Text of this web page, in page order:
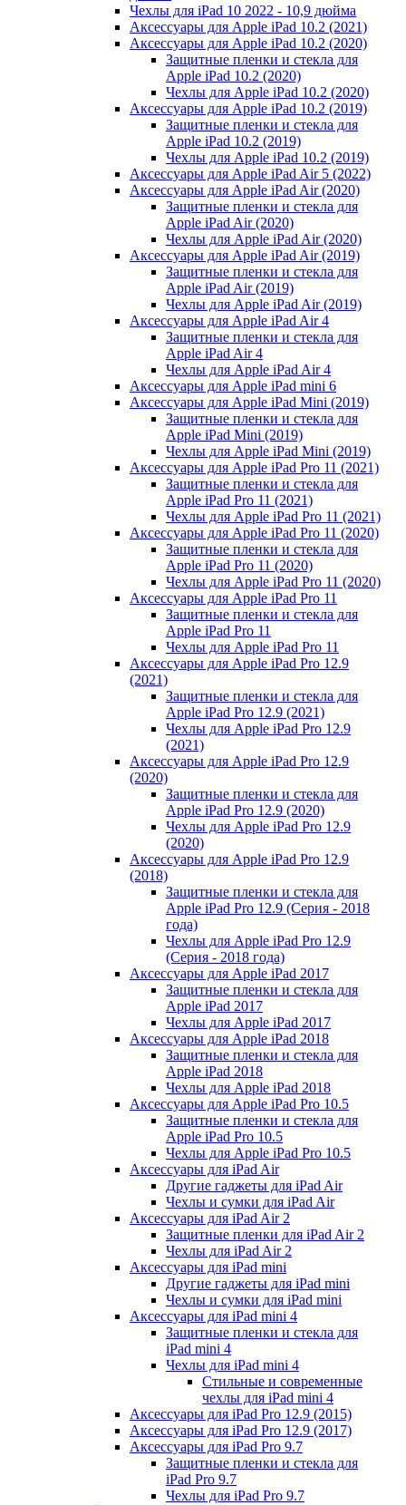
Чехлы для iPad 10 2022 - 10,9 дюйма
Аксессуары для Apple iPad 10.2 (2021)
Аксессуары для Apple iPad 10.2 (2020)
Защитные пленки и стекла для
Apple iPad 10.2 (2020)
Чехлы для Apple iPad 10.2 (2020)
Аксессуары для Apple iPad 10.2 (2019)
Защитные пленки и стекла для
Apple iPad 10.2 (2019)
Чехлы для Apple iPad 10.2 (2019)
Аксессуары для Apple iPad Air 5 (2022)
Аксессуары для Apple iPad Air (2020)
Защитные пленки и стекла для
Apple iPad Air (2020)
Чехлы для Apple iPad Air (2020)
Аксессуары для Apple iPad Air (2019)
Защитные пленки и стекла для
Apple iPad Air (2019)
Чехлы для Apple iPad Air (2019)
Аксессуары для Apple iPad Air 4
Защитные пленки и стекла для
Apple iPad Air 4
Чехлы для Apple iPad Air 4
Аксессуары для Apple iPad mini 6
Аксессуары для Apple iPad Mini (2019)
Защитные пленки и стекла для
Apple iPad Mini (2019)
Чехлы для Apple iPad Mini (2019)
Аксессуары для Apple iPad Pro 11 (2021)
Защитные пленки и стекла для
Apple iPad Pro 11 (2021)
Чехлы для Apple iPad Pro 11 (2021)
Аксессуары для Apple iPad Pro 11 (2020)
Защитные пленки и стекла для
Apple iPad Pro 11 (2020)
Чехлы для Apple iPad Pro 11 (2020)
Аксессуары для Apple iPad Pro 11
Защитные пленки и стекла для
Apple iPad Pro 11
Чехлы для Apple iPad Pro 11
Аксессуары для Apple iPad Pro 12.9
(2021)
Защитные пленки и стекла для
Apple iPad Pro 12.9 (2021)
Чехлы для Apple iPad Pro 12.9
(2021)
Аксессуары для Apple iPad Pro 12.9
(2020)
Защитные пленки и стекла для
Apple iPad Pro 12.9 (2020)
Чехлы для Apple iPad Pro 12.9
(2020)
Аксессуары для Apple iPad Pro 12.9
(2018)
Защитные пленки и стекла для
Apple iPad Pro 12.9 (Серия - 2018
года)
Чехлы для Apple iPad Pro 12.9
(Серия - 2018 года)
Аксессуары для Apple iPad 2017
Защитные пленки и стекла для
Apple iPad 2017
Чехлы для Apple iPad 2017
Аксессуары для Apple iPad 2018
Защитные пленки и стекла для
Apple iPad 2018
Чехлы для Apple iPad 2018
Аксессуары для Apple iPad Pro 10.5
Защитные пленки и стекла для
Apple iPad Pro 10.5
Чехлы для Apple iPad Pro 10.5
Аксессуары для iPad Air
Другие гаджеты для iPad Air
Чехлы и сумки для iPad Air
Аксессуары для iPad Air 2
Защитные пленки для iPad Air 2
Чехлы для iPad Air 2
Аксессуары для iPad mini
Другие гаджеты для iPad mini
Чехлы и сумки для iPad mini
Аксессуары для iPad mini 4
Защитные пленки и стекла для
iPad mini 4
Чехлы для iPad mini 4
Стильные и современные
чехлы для iPad mini 4
Аксессуары для iPad Pro 12.9 (2015)
Аксессуары для iPad Pro 12.9 (2017)
Аксессуары для iPad Pro 9.7
Защитные пленки и стекла для
iPad Pro 9.7
Чехлы для iPad Pro 9.7